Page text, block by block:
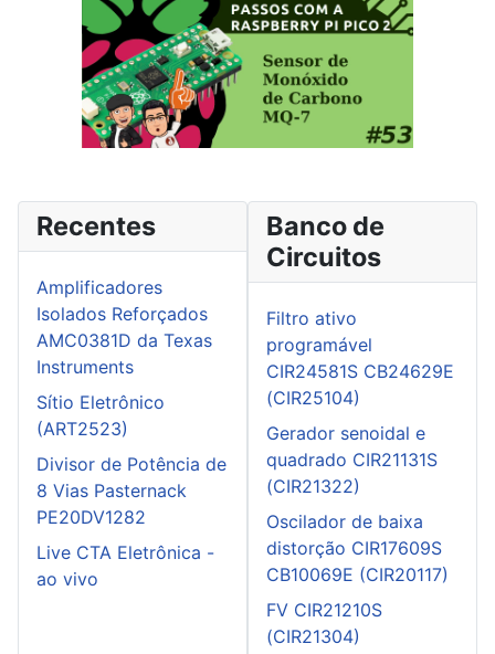
Recentes
Amplificadores
Isolados Reforçados
AMC0381D da Texas
Instruments
Sítio Eletrônico
(ART2523)
Divisor de Potência de
8 Vias Pasternack
PE20DV1282
Live CTA Eletrônica -
ao vivo
Banco de
Circuitos
Filtro ativo
programável
CIR24581S CB24629E
(CIR25104)
Gerador senoidal e
quadrado CIR21131S
(CIR21322)
Oscilador de baixa
distorção CIR17609S
CB10069E (CIR20117)
FV CIR21210S
(CIR21304)